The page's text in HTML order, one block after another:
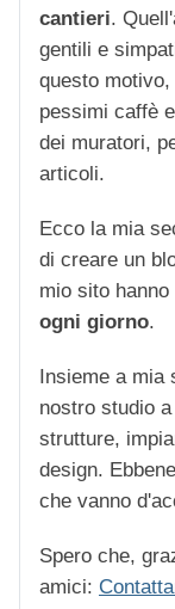
cantieri.
gentili e
questo
pessimi caffè
dei muratori,
articoli.
Ecco la mia
di creare un
mio sito
ogni giorno.
Insieme a mia
nostro studio
strutture,
design.
che vanno
Spero che,
amici: